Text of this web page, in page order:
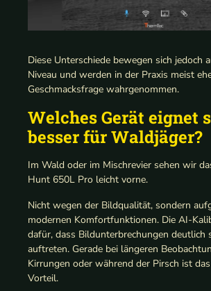
Diese Unterschiede bewegen sich jedoch
Niveau und werden in der Praxis meist
Geschmacksfrage wahrgenommen.
Welches Gerät eignet
besser für Waldjäger?
Im Wald oder im Mischrevier sehen wir
Hunt 650L Pro leicht vorne.
Nicht wegen der Bildqualität, sondern
modernen Komfortfunktionen. Die AI-
dafür, dass Bildunterbrechungen deutlich
auftreten. Gerade bei längeren
Kirrungen oder während der Pirsch ist
Vorteil.